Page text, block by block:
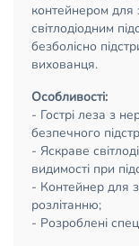
контейнером для
світлодіодним
безболісно
вихованця.
Особливості:
- Гострі леза з
безпечного
- Яскраве
видимості при
- Контейнер для
розлітанню;
- Розроблені